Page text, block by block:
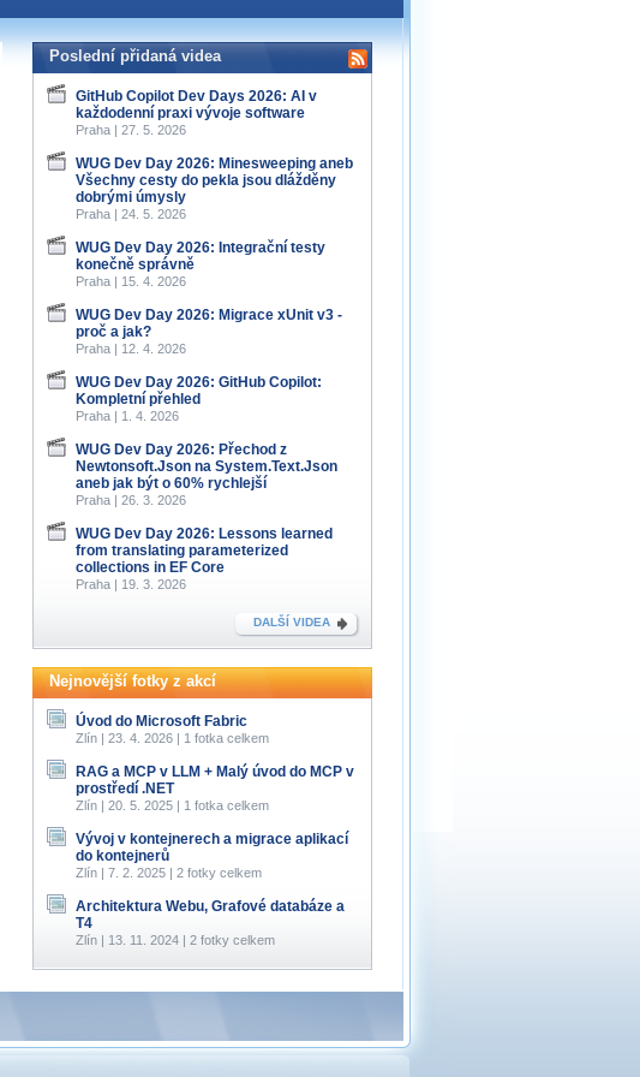
Poslední přidaná videa
GitHub Copilot Dev Days 2026: AI v
každodenní praxi vývoje software
Praha | 27. 5. 2026
WUG Dev Day 2026: Minesweeping aneb
Všechny cesty do pekla jsou dlážděny
dobrými úmysly
Praha | 24. 5. 2026
WUG Dev Day 2026: Integrační testy
konečně správně
Praha | 15. 4. 2026
WUG Dev Day 2026: Migrace xUnit v3 -
proč a jak?
Praha | 12. 4. 2026
WUG Dev Day 2026: GitHub Copilot:
Kompletní přehled
Praha | 1. 4. 2026
WUG Dev Day 2026: Přechod z
Newtonsoft.Json na System.Text.Json
aneb jak být o 60% rychlejší
Praha | 26. 3. 2026
WUG Dev Day 2026: Lessons learned
from translating parameterized
collections in EF Core
Praha | 19. 3. 2026
DALŠÍ VIDEA
Nejnovější fotky z akcí
Úvod do Microsoft Fabric
Zlín | 23. 4. 2026 | 1 fotka celkem
RAG a MCP v LLM + Malý úvod do MCP v
prostředí .NET
Zlín | 20. 5. 2025 | 1 fotka celkem
Vývoj v kontejnerech a migrace aplikací
do kontejnerů
Zlín | 7. 2. 2025 | 2 fotky celkem
Architektura Webu, Grafové databáze a
T4
Zlín | 13. 11. 2024 | 2 fotky celkem